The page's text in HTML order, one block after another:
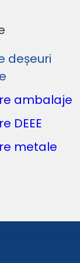
deșeuri
ambalaje
DEEE
metale